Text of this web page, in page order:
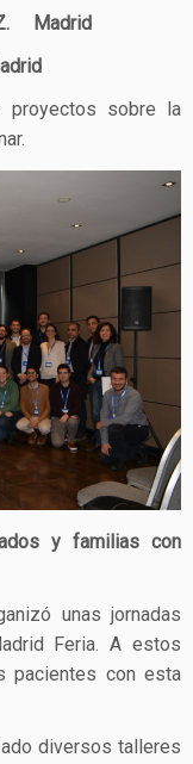
Madrid
proyectos sobre la
y familias con
unas jornadas
Feria. A estos
pacientes con esta
diversos talleres